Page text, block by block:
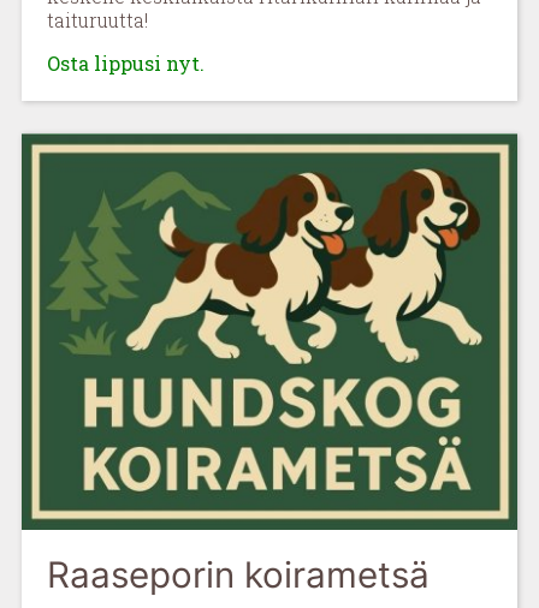
taituruutta!
Osta lippusi nyt.
Raaseporin koirametsä